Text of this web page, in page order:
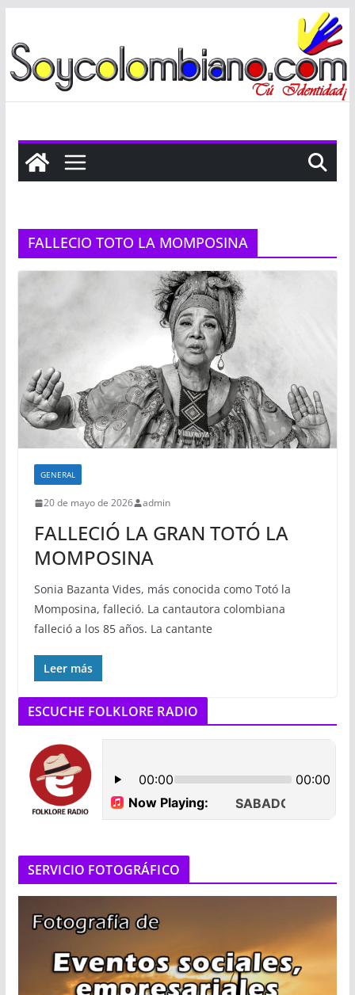
al
contenido
FALLECIO TOTO LA MOMPOSINA
GENERAL
20 de mayo de 2026 admin
FALLECIÓ LA GRAN TOTÓ LA
MOMPOSINA
Sonia Bazanta Vides, más conocida como Totó la
Momposina, falleció. La cantautora colombiana
falleció a los 85 años. La cantante
Leer más
ESCUCHE FOLKLORE RADIO
SERVICIO FOTOGRÁFICO